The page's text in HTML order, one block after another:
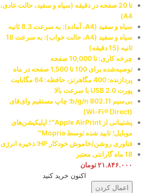
تا 20 صفحه در دقیقه (سیاه و سفید، حالت عادی،
A4)
سیاه و سفید (A4، آماده): به سرعت 8.3 ثانیه
سیاه و سفید (A4، حالت خواب): به سرعت 18
ثانیه (15 دقیقه)
چرخه کاری: تا 10,000 صفحه
توصیه‌شده برای 100 تا 1,500 صفحه در ماه
پردازنده: 400 مگاهرتز، حافظه: 64 مگابایت
پورت USB 2.0 با سرعت بالا
بی‌سیم 802.11 b/g/n؛ چاپ مستقیم وای‌فای
(Wi-Fi® Direct)
پشتیبانی از Apple AirPrint™؛ اپلیکیشن‌های
موبایل؛ تایید شده توسط Mopria™
فناوری روشن/خاموش خودکار HP؛ ذخیره انرژی
18 ماه گارانتی معتبر
۲۱.۸۴۶.۰۰۰تومان
اکنون خرید کنید
اعمال کردن